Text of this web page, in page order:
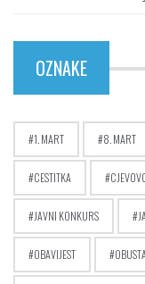
OZNAKE
1. MART 8. MART
CESTITKA
JAVNI KONKURS
OBAVIJEST